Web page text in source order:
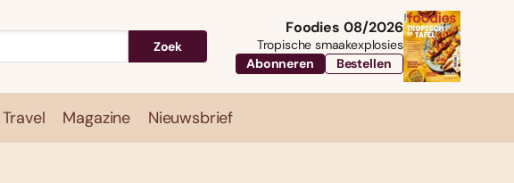
Zoek
Foodies 08/2026
Tropische smaakexplosies
Abonneren
Bestellen
Travel Magazine Nieuwsbrief